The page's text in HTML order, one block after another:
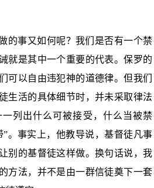
的事又如何呢？我们是否有一个禁
就是其中一个重要的代表。保罗的
可以自由违犯神的道德律。但我们
生活的具体细节时，并未采取律法
列出什么可被接受，什么当被禁
”。事实上，他教导说，基督徒凡事
别的基督徒这样做。换句话说，我
方法，并不是由一群信徒奠下一套